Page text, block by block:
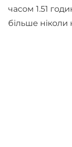
часом 1.51
більше ніколи